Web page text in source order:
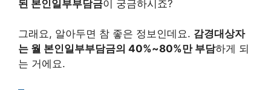
된 본인일부부담금이 궁금하시죠?
그래요, 알아두면 참 좋은 정보인데요. 감경대상자
는 월 본인일부부담금의 40%~80%만 부담하게 되
는 거에요.